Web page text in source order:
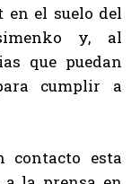
en el suelo del
y, al
que puedan
cumplir a
contacto esta